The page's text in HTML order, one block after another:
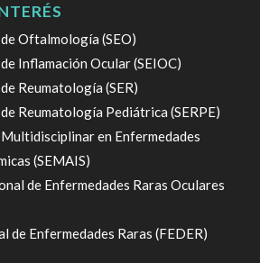
Oftalmología (SEO)
Inflamación Ocular (SEIOC)
Reumatología (SER)
Reumatología Pediátrica (SERPE)
en Enfermedades
(SEMAIS)
de Enfermedades Raras Oculares
de Enfermedades Raras (FEDER)